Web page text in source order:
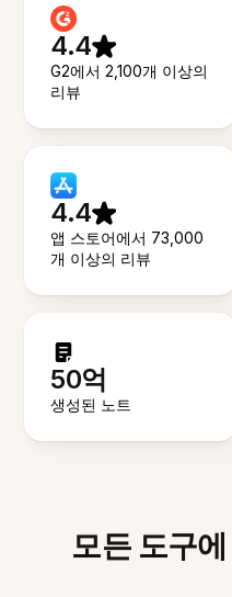
4.4
G2에서 2,100개 이상의
리뷰
4.4
앱 스토어에서 73,000
개 이상의 리뷰
50억
생성된 노트
모든 도구